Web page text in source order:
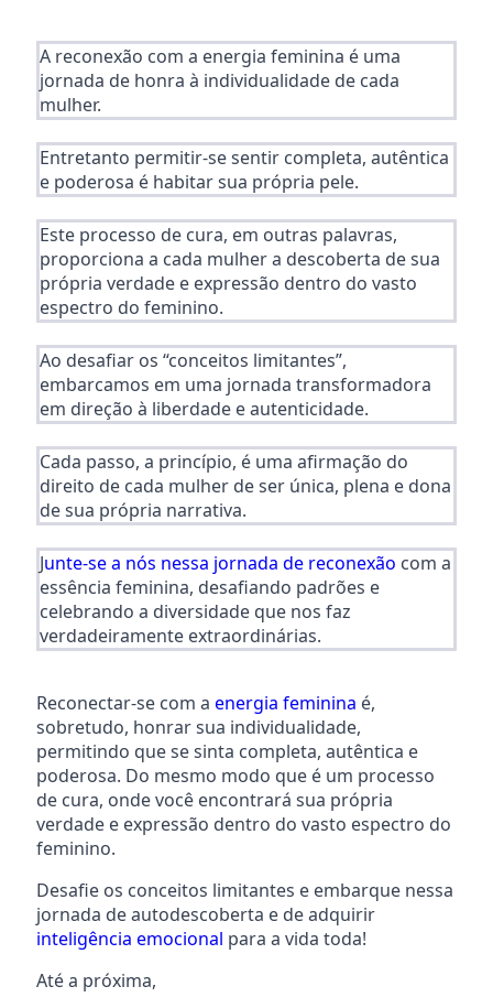
A reconexão com a energia feminina é uma
jornada de honra à individualidade de cada
mulher.
Entretanto permitir-se sentir completa, autêntica
e poderosa é habitar sua própria pele.
Este processo de cura, em outras palavras,
proporciona a cada mulher a descoberta de sua
própria verdade e expressão dentro do vasto
espectro do feminino.
Ao desafiar os “conceitos limitantes”,
embarcamos em uma jornada transformadora
em direção à liberdade e autenticidade.
Cada passo, a princípio, é uma afirmação do
direito de cada mulher de ser única, plena e dona
de sua própria narrativa.
Junte-se a nós nessa jornada de reconexão com a
essência feminina, desafiando padrões e
celebrando a diversidade que nos faz
verdadeiramente extraordinárias.
Reconectar-se com a energia feminina é,
sobretudo, honrar sua individualidade,
permitindo que se sinta completa, autêntica e
poderosa. Do mesmo modo que é um processo
de cura, onde você encontrará sua própria
verdade e expressão dentro do vasto espectro do
feminino.
Desafie os conceitos limitantes e embarque nessa
jornada de autodescoberta e de adquirir
inteligência emocional para a vida toda!
Até a próxima,